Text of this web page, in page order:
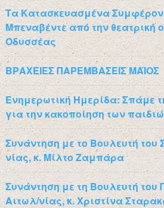
Τα Κατασκευασμένα
Μπεναβέντε από την θεατρική
Οδυσσέας
ΒΡΑΧΕΙΕΣ ΠΑΡΕΜΒΑΣΕΙΣ ΜΑΪΟΣ
Ενημερωτική Ημερίδα: Σπάμε
για την κακοποίηση των
Συνάντηση με το Βουλευτή του
νίας, κ. Μίλτο Ζαμπάρα
Συνάντηση με τη Βουλευτή
Αιτωλ/νίας, κ. Χριστίνα